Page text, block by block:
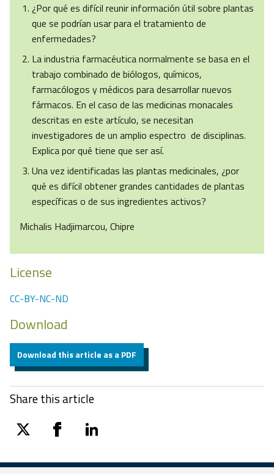
¿Por qué es difícil reunir información útil sobre plantas
que se podrían usar para el tratamiento de
enfermedades?
La industria farmacéutica normalmente se basa en el
trabajo combinado de biólogos, químicos,
farmacólogos y médicos para desarrollar nuevos
fármacos. En el caso de las medicinas monacales
descritas en este artículo, se necesitan
investigadores de un amplio espectro de disciplinas.
Explica por qué tiene que ser así.
Una vez identificadas las plantas medicinales, ¿por
qué es difícil obtener grandes cantidades de plantas
específicas o de sus ingredientes activos?
Michalis Hadjimarcou, Chipre
License
CC-BY-NC-ND
Download
Download this article as a PDF
Share this article
twitter facebooklinkedin